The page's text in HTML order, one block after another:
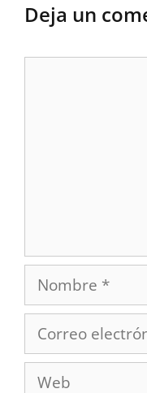
Deja un
Nombre
Correo
electrónico
Web